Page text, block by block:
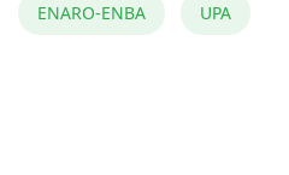
ENARO-ENBA UPA